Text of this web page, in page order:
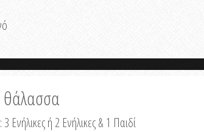
θάλασσα
3 Ενήλικες ή 2 Ενήλικες & 1 Παιδί